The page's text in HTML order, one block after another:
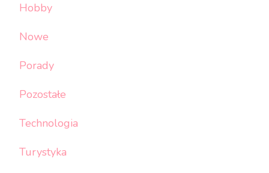
Hobby
Nowe
Porady
Pozostałe
Technologia
Turystyka